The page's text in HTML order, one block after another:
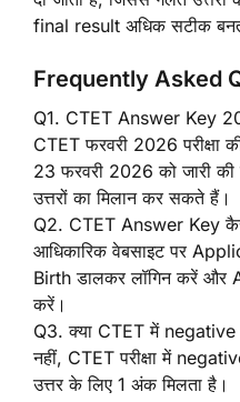
final result अधिक सटीक
Frequently Asked
Q1. CTET Answer Key
CTET फरवरी 2026
23 फरवरी 2026 को जारी की
उत्तरों का मिलान कर सकते हैं।
Q2. CTET Answer Key
आधिकारिक वेबसाइट पर
Birth डालकर लॉगिन करें और
करें।
Q3. क्या CTET में negative
नहीं, CTET परीक्षा में
उत्तर के लिए 1 अंक मिलता है।